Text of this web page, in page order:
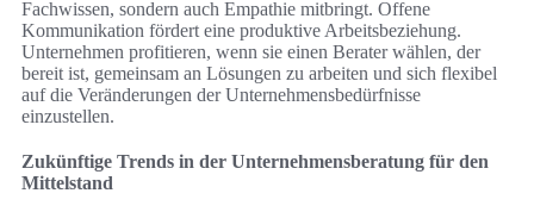
Fachwissen, sondern auch Empathie mitbringt. Offene
Kommunikation fördert eine produktive Arbeitsbeziehung.
Unternehmen profitieren, wenn sie einen Berater wählen, der
bereit ist, gemeinsam an Lösungen zu arbeiten und sich flexibel
auf die Veränderungen der Unternehmensbedürfnisse
einzustellen.
Zukünftige Trends in der Unternehmensberatung für den
Mittelstand